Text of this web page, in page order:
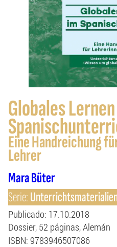
Globales
Eine Handreichung
Lehrer
Mara Büter
Serie:
Publicado: 17.10.2018
Dossier 52 páginas Alemán
ISBN: 9783946507086